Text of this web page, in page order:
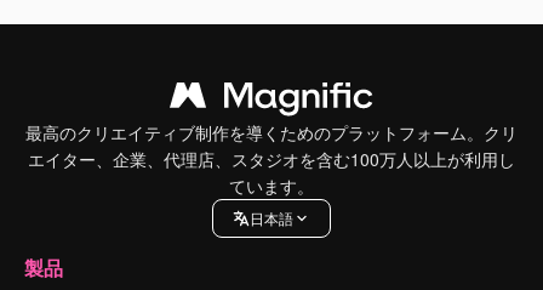
最高のクリエイティブ制作を導くためのプラットフォーム。クリ
エイター、企業、代理店、スタジオを含む100万人以上が利用し
ています。
日本語
製品